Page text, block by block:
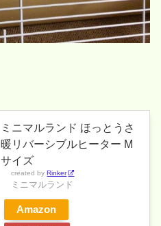
ミニマルランド ほっとうさ
暖リバーシブルヒーター M
サイズ
created byRinker
ミニマルランド
Amazon